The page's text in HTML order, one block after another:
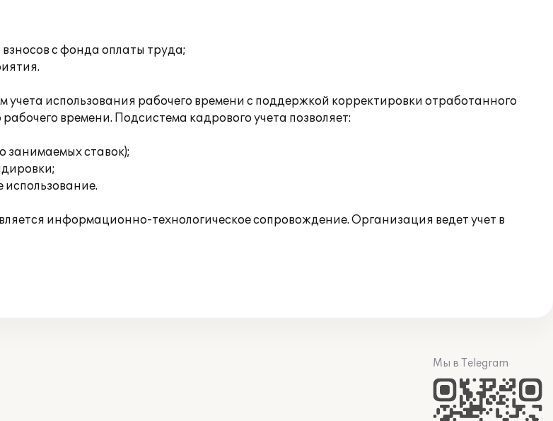
с фонда оплаты труда;
использования рабочего времени с поддержкой корректировки отработанного
времени. Подсистема кадрового учета позволяет:
занимаемых ставок);
использование.
информационно-технологическое сопровождение. Организация ведет учет в
Мы в Telegram